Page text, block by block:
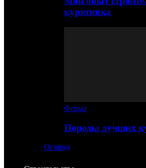
курятника
Ферма
Породы лучших
Огород